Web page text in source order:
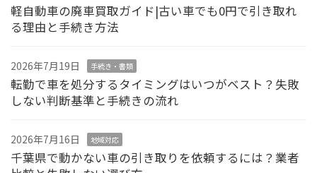
軽自動車の廃車買取ガイド|古い車でも0円で引き取れ
る理由と手続き方法
2026年7月19日 手続き・書類
転勤で車を処分するタイミングはいつがベスト？失敗
しない判断基準と手続きの流れ
2026年7月16日 地域対応
千葉県で動かない車の引き取りを依頼するには？業者